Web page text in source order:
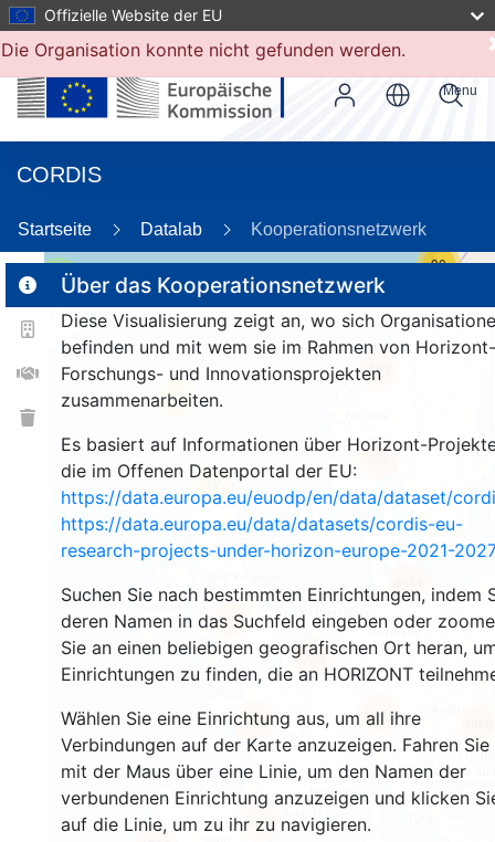
Offizielle Website der EU
CORDIS
Menu
Startseite Datalab Kooperationsnetzwerk
Über das Kooperationsnetzwerk
Diese Visualisierung zeigt an, wo sich
befinden und mit wem sie im Rahmen von Horizont-
Forschungs- und Innovationsprojekten
zusammenarbeiten.
Es basiert auf Informationen über Horizont-
die im Offenen Datenportal der EU:
https://data.europa.eu/euodp/en/data/dataset/
https://data.europa.eu/data/datasets/cordis-eu-
research-projects-under-horizon-europe-2021-2027
Suchen Sie nach bestimmten Einrichtungen, indem
deren Namen in das Suchfeld eingeben oder
Sie an einen beliebigen geografischen Ort heran,
Einrichtungen zu finden, die an HORIZONT
Wählen Sie eine Einrichtung aus, um all ihre
Verbindungen auf der Karte anzuzeigen. Fahren Sie
mit der Maus über eine Linie, um den Namen der
verbundenen Einrichtung anzuzeigen und klicken
auf die Linie, um zu ihr zu navigieren.
12
25
2
6723
4933
30
163
908
683 12616
6678
Die Organisation konnte nicht gefunden werden.